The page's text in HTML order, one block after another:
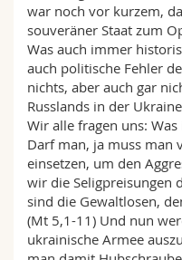
Sciences et médecine
Interfacultaire
Collaborateurs
Doctorants
Webmail
Programme des
MyUnifr
war noch vor kurzem,
souveräner Staat zum
Was auch immer
auch politische Fehler
nichts, aber auch gar
Russlands in der
Wir alle fragen uns:
Darf man, ja muss man
einsetzen, um den
wir die Seligpreisungen
sind die Gewaltlosen,
(Mt 5,1-11) Und nun
ukrainische Armee